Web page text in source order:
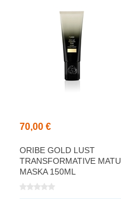
70,00 €
ORIBE GOLD LUST
TRANSFORMATIVE MATU
MASKA 150ML